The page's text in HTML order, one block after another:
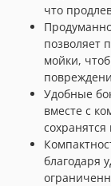
что
позволяет
мойки,
Удобные
вместе с
сохранятся
благодаря